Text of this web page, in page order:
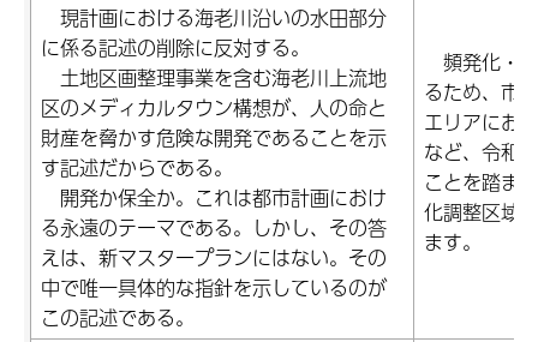
現計画における海老川沿いの水田部分
に係る記述の削除に反対する。
土地区画整理事業を含む海老川上流地
区のメディカルタウン構想が、人の命と
財産を脅かす危険な開発であることを示
す記述だからである。
開発か保全か。これは都市計画におけ
る永遠のテーマである。しかし、その答
えは、新マスタープランにはない。その
中で唯一具体的な指針を示しているのが
この記述である。
頻発化・
るため、市
エリアにお
など、令和
ことを踏ま
化調整区域
ます。